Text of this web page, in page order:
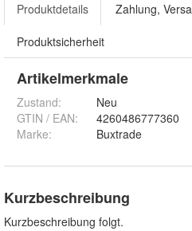
Produktdetails Zahlung,
Produktsicherheit
Artikelmerkmale
Zustand:
Neu
GTIN / EAN:
4260486777360
Marke:
Buxtrade
Kurzbeschreibung
Kurzbeschreibung folgt.